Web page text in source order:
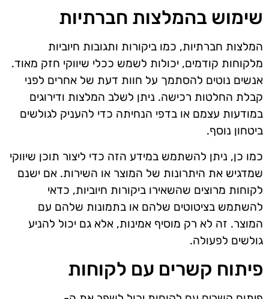
שימוש בהמלצות חברתיות
המלצות חברתיות, כמו ביקורות ותגובות חיוביות
מלקוחות קודמים, יכולות לשמש ככלי שיווקי חזק מאוד.
אנשים נוטים להסתמך על חוות דעת של אחרים לפני
קבלת החלטות רכישה. ניתן לשלב המלצות ודירוגים
במודעות עצמם או בדפי הנחיתה כדי להעניק לגולשים
ביטחון נוסף.
כמו כן, ניתן להשתמש במידע הזה כדי ליצור תוכן שיווקי
שמדגיש את היתרונות של המוצר או השירות. אם ישנם
לקוחות מרוצים שהשאירו ביקורות חיוביות, כדאי
להשתמש בציטוטים שלהם או בתמונות שלהם עם
המוצר. זה לא רק מוסיף אמינות, אלא גם יכול להניע
גולשים לפעולה.
פיתוח קשרים עם לקוחות